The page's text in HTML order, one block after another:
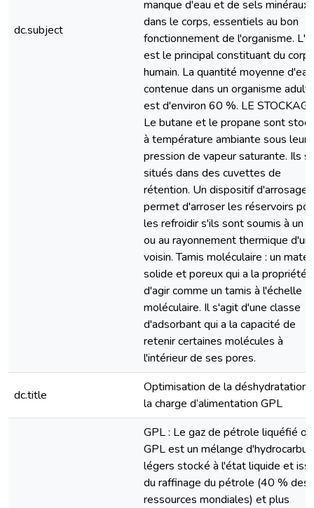
dc.subject
manque d'eau et de sels minéraux
dans le corps, essentiels au bon
fonctionnement de l'organisme.
est le principal constituant du corps
humain. La quantité moyenne d'eau
contenue dans un organisme
est d'environ 60 %. LE
Le butane et le propane sont
à température ambiante sous leur
pression de vapeur saturante. Ils
situés dans des cuvettes de
rétention. Un dispositif d'arrosage
permet d'arroser les réservoirs
les refroidir s'ils sont soumis à un
ou au rayonnement thermique d'un
voisin. Tamis moléculaire : un
solide et poreux qui a la propriété
d'agir comme un tamis à l'échelle
moléculaire. Il s'agit d'une classe
d'adsorbant qui a la capacité de
retenir certaines molécules à
l'intérieur de ses pores.
dc.title
Optimisation de la déshydratation
la charge d’alimentation GPL
GPL : Le gaz de pétrole liquéfié ou
GPL est un mélange
légers stocké à l'état liquide et
du raffinage du pétrole (40 % des
ressources mondiales) et plus